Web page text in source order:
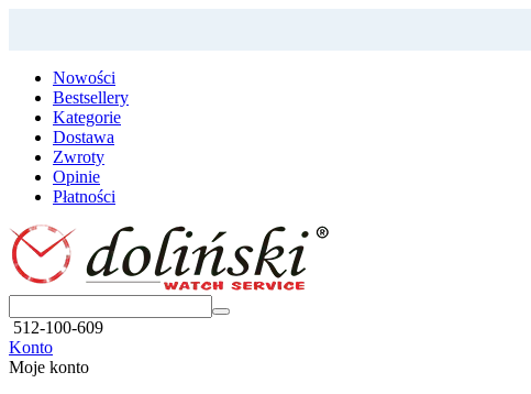
Nowości
Bestsellery
Kategorie
Dostawa
Zwroty
Opinie
Płatności
512-100-609
Konto
Moje konto